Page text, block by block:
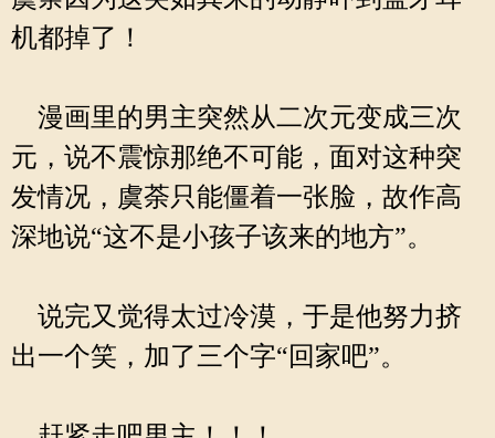
机都掉了！
漫画里的男主突然从二次元变成三次
元，说不震惊那绝不可能，面对这种突
发情况，虞荼只能僵着一张脸，故作高
深地说“这不是小孩子该来的地方”。
说完又觉得太过冷漠，于是他努力挤
出一个笑，加了三个字“回家吧”。